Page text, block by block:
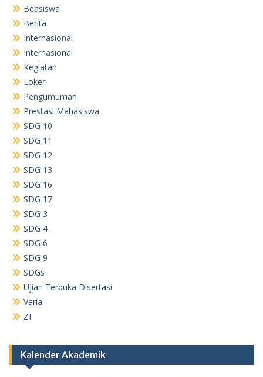
Beasiswa
Berita
Internasional
Internasional
Kegiatan
Loker
Pengumuman
Prestasi Mahasiswa
SDG 10
SDG 11
SDG 12
SDG 13
SDG 16
SDG 17
SDG 3
SDG 4
SDG 6
SDG 9
SDGs
Ujian Terbuka Disertasi
Varia
ZI
Kalender Akademik